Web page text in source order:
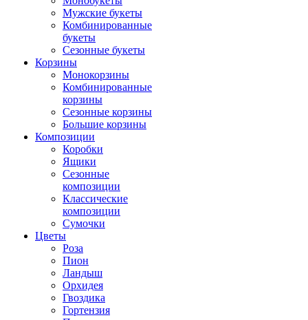
Мужские букеты
Комбинированные
букеты
Сезонные букеты
Корзины
Монокорзины
Комбинированные
корзины
Сезонные корзины
Большие корзины
Композиции
Коробки
Ящики
Сезонные
композиции
Классические
композиции
Сумочки
Цветы
Роза
Пион
Ландыш
Орхидея
Гвоздика
Гортензия